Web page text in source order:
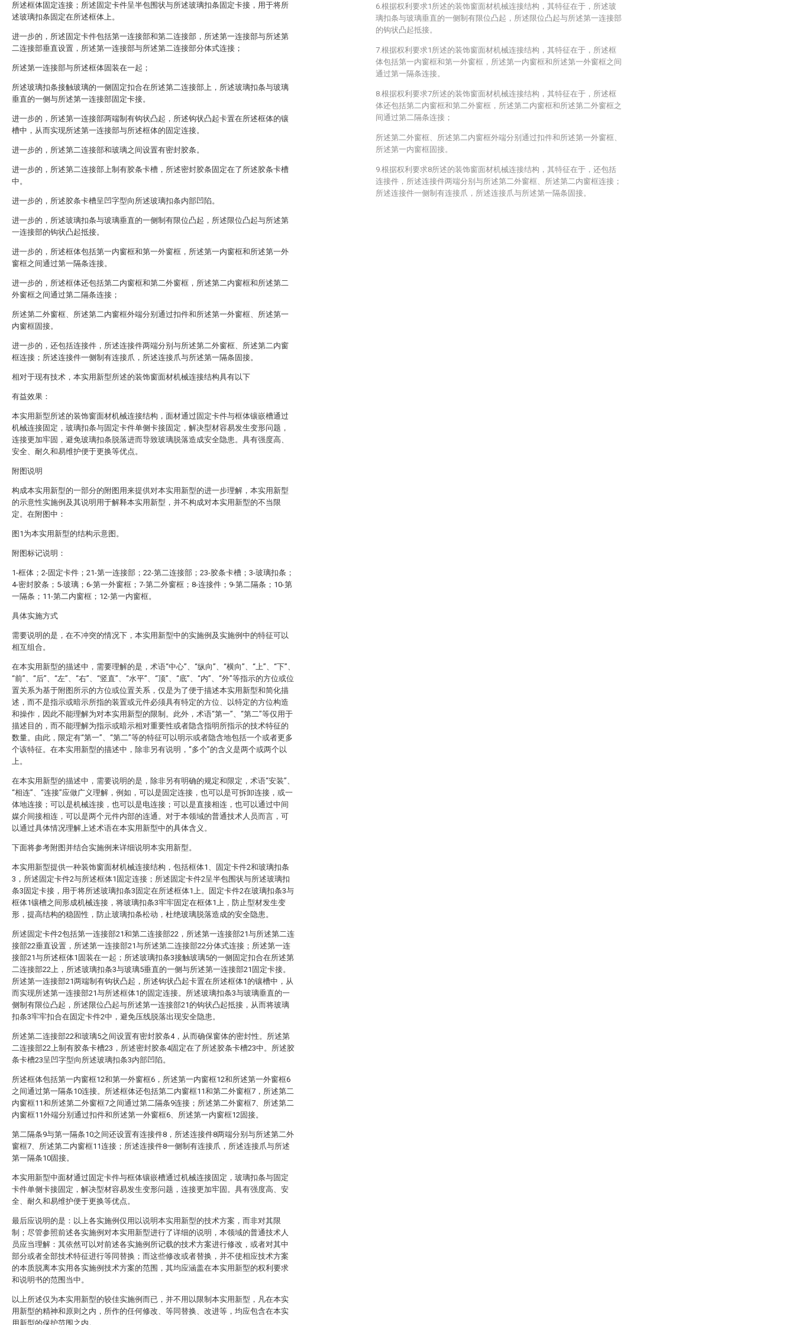
所述框体固定连接；所述固定卡件呈半包围状与所述玻璃扣条固定卡接，用于将所
述玻璃扣条固定在所述框体上。
进一步的，所述固定卡件包括第一连接部和第二连接部，所述第一连接部与所述第
二连接部垂直设置，所述第一连接部与所述第二连接部分体式连接；
所述第一连接部与所述框体固装在一起；
所述玻璃扣条接触玻璃的一侧固定扣合在所述第二连接部上，所述玻璃扣条与玻璃
垂直的一侧与所述第一连接部固定卡接。
进一步的，所述第一连接部两端制有钩状凸起，所述钩状凸起卡置在所述框体的镶
槽中，从而实现所述第一连接部与所述框体的固定连接。
进一步的，所述第二连接部和玻璃之间设置有密封胶条。
进一步的，所述第二连接部上制有胶条卡槽，所述密封胶条固定在了所述胶条卡槽
中。
进一步的，所述胶条卡槽呈凹字型向所述玻璃扣条内部凹陷。
进一步的，所述玻璃扣条与玻璃垂直的一侧制有限位凸起，所述限位凸起与所述第
一连接部的钩状凸起抵接。
进一步的，所述框体包括第一内窗框和第一外窗框，所述第一内窗框和所述第一外
窗框之间通过第一隔条连接。
进一步的，所述框体还包括第二内窗框和第二外窗框，所述第二内窗框和所述第二
外窗框之间通过第二隔条连接；
所述第二外窗框、所述第二内窗框外端分别通过扣件和所述第一外窗框、所述第一
内窗框固接。
进一步的，还包括连接件，所述连接件两端分别与所述第二外窗框、所述第二内窗
框连接；所述连接件一侧制有连接爪，所述连接爪与所述第一隔条固接。
相对于现有技术，本实用新型所述的装饰窗面材机械连接结构具有以下
有益效果：
本实用新型所述的装饰窗面材机械连接结构，面材通过固定卡件与框体镶嵌槽通过
机械连接固定，玻璃扣条与固定卡件单侧卡接固定，解决型材容易发生变形问题，
连接更加牢固，避免玻璃扣条脱落进而导致玻璃脱落造成安全隐患。具有强度高、
安全、耐久和易维护便于更换等优点。
附图说明
构成本实用新型的一部分的附图用来提供对本实用新型的进一步理解，本实用新型
的示意性实施例及其说明用于解释本实用新型，并不构成对本实用新型的不当限
定。在附图中：
图1为本实用新型的结构示意图。
附图标记说明：
1-框体；2-固定卡件；21-第一连接部；22-第二连接部；23-胶条卡槽；3-玻璃扣条；
4-密封胶条；5-玻璃；6-第一外窗框；7-第二外窗框；8-连接件；9-第二隔条；10-第
一隔条；11-第二内窗框；12-第一内窗框。
具体实施方式
需要说明的是，在不冲突的情况下，本实用新型中的实施例及实施例中的特征可以
相互组合。
在本实用新型的描述中，需要理解的是，术语“中心”、“纵向”、“横向”、“上”、“下”、
“前”、“后”、“左”、“右”、“竖直”、“水平”、“顶”、“底”、“内”、“外”等指示的方位或位
置关系为基于附图所示的方位或位置关系，仅是为了便于描述本实用新型和简化描
述，而不是指示或暗示所指的装置或元件必须具有特定的方位、以特定的方位构造
和操作，因此不能理解为对本实用新型的限制。此外，术语“第一”、“第二”等仅用于
描述目的，而不能理解为指示或暗示相对重要性或者隐含指明所指示的技术特征的
数量。由此，限定有“第一”、“第二”等的特征可以明示或者隐含地包括一个或者更多
个该特征。在本实用新型的描述中，除非另有说明，“多个”的含义是两个或两个以
上。
在本实用新型的描述中，需要说明的是，除非另有明确的规定和限定，术语“安装”、
“相连”、“连接”应做广义理解，例如，可以是固定连接，也可以是可拆卸连接，或一
体地连接；可以是机械连接，也可以是电连接；可以是直接相连，也可以通过中间
媒介间接相连，可以是两个元件内部的连通。对于本领域的普通技术人员而言，可
以通过具体情况理解上述术语在本实用新型中的具体含义。
下面将参考附图并结合实施例来详细说明本实用新型。
本实用新型提供一种装饰窗面材机械连接结构，包括框体1、固定卡件2和玻璃扣条
3，所述固定卡件2与所述框体1固定连接；所述固定卡件2呈半包围状与所述玻璃扣
条3固定卡接，用于将所述玻璃扣条3固定在所述框体1上。固定卡件2在玻璃扣条3与
框体1镶槽之间形成机械连接，将玻璃扣条3牢牢固定在框体1上，防止型材发生变
形，提高结构的稳固性，防止玻璃扣条松动，杜绝玻璃脱落造成的安全隐患。
所述固定卡件2包括第一连接部21和第二连接部22，所述第一连接部21与所述第二连
接部22垂直设置，所述第一连接部21与所述第二连接部22分体式连接；所述第一连
接部21与所述框体1固装在一起；所述玻璃扣条3接触玻璃5的一侧固定扣合在所述第
二连接部22上，所述玻璃扣条3与玻璃5垂直的一侧与所述第一连接部21固定卡接。
所述第一连接部21两端制有钩状凸起，所述钩状凸起卡置在所述框体1的镶槽中，从
而实现所述第一连接部21与所述框体1的固定连接。所述玻璃扣条3与玻璃垂直的一
侧制有限位凸起，所述限位凸起与所述第一连接部21的钩状凸起抵接，从而将玻璃
扣条3牢牢扣合在固定卡件2中，避免压线脱落出现安全隐患。
所述第二连接部22和玻璃5之间设置有密封胶条4，从而确保窗体的密封性。所述第
二连接部22上制有胶条卡槽23，所述密封胶条4固定在了所述胶条卡槽23中。所述胶
条卡槽23呈凹字型向所述玻璃扣条3内部凹陷。
所述框体包括第一内窗框12和第一外窗框6，所述第一内窗框12和所述第一外窗框6
之间通过第一隔条10连接。所述框体还包括第二内窗框11和第二外窗框7，所述第二
内窗框11和所述第二外窗框7之间通过第二隔条9连接；所述第二外窗框7、所述第二
内窗框11外端分别通过扣件和所述第一外窗框6、所述第一内窗框12固接。
第二隔条9与第一隔条10之间还设置有连接件8，所述连接件8两端分别与所述第二外
窗框7、所述第二内窗框11连接；所述连接件8一侧制有连接爪，所述连接爪与所述
第一隔条10固接。
本实用新型中面材通过固定卡件与框体镶嵌槽通过机械连接固定，玻璃扣条与固定
卡件单侧卡接固定，解决型材容易发生变形问题，连接更加牢固。具有强度高、安
全、耐久和易维护便于更换等优点。
最后应说明的是：以上各实施例仅用以说明本实用新型的技术方案，而非对其限
制；尽管参照前述各实施例对本实用新型进行了详细的说明，本领域的普通技术人
员应当理解：其依然可以对前述各实施例所记载的技术方案进行修改，或者对其中
部分或者全部技术特征进行等同替换；而这些修改或者替换，并不使相应技术方案
的本质脱离本实用各实施例技术方案的范围，其均应涵盖在本实用新型的权利要求
和说明书的范围当中。
以上所述仅为本实用新型的较佳实施例而已，并不用以限制本实用新型，凡在本实
用新型的精神和原则之内，所作的任何修改、等同替换、改进等，均应包含在本实
用新型的保护范围之内。
6.根据权利要求1所述的装饰窗面材机械连接结构，其特征在于，所述玻
璃扣条与玻璃垂直的一侧制有限位凸起，所述限位凸起与所述第一连接部
的钩状凸起抵接。
7.根据权利要求1所述的装饰窗面材机械连接结构，其特征在于，所述框
体包括第一内窗框和第一外窗框，所述第一内窗框和所述第一外窗框之间
通过第一隔条连接。
8.根据权利要求7所述的装饰窗面材机械连接结构，其特征在于，所述框
体还包括第二内窗框和第二外窗框，所述第二内窗框和所述第二外窗框之
间通过第二隔条连接；
所述第二外窗框、所述第二内窗框外端分别通过扣件和所述第一外窗框、
所述第一内窗框固接。
9.根据权利要求8所述的装饰窗面材机械连接结构，其特征在于，还包括
连接件，所述连接件两端分别与所述第二外窗框、所述第二内窗框连接；
所述连接件一侧制有连接爪，所述连接爪与所述第一隔条固接。